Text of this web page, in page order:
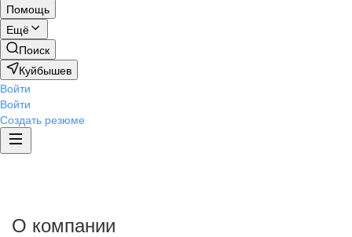
Помощь
Ещё
Поиск
Куйбышев
Войти
Войти
Создать резюме
О компании